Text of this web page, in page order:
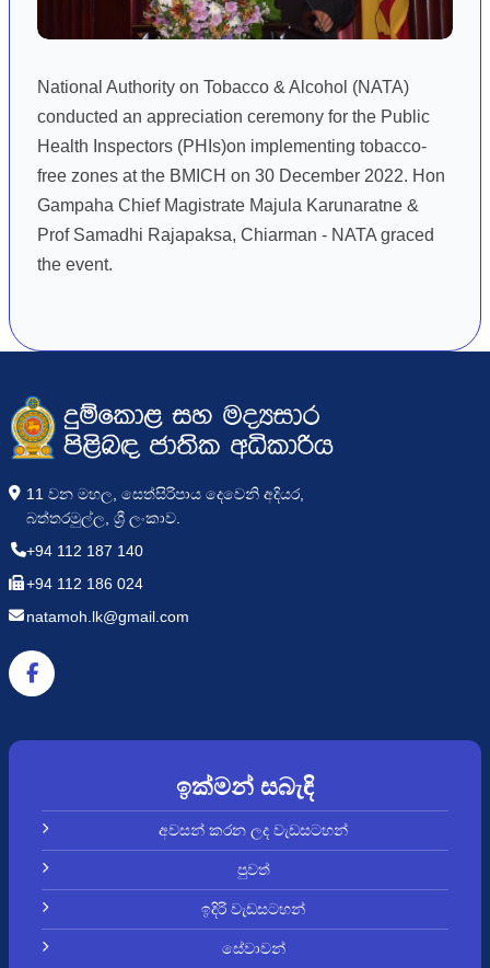
National Authority on Tobacco & Alcohol (NATA)
conducted an appreciation ceremony for the Public
Health Inspectors (PHIs)on implementing tobacco-
free zones at the BMICH on 30 December 2022. Hon
Gampaha Chief Magistrate Majula Karunaratne &
Prof Samadhi Rajapaksa, Chiarman - NATA graced
the event.
11 වන මහල, සෙත්සිරිපාය දෙවෙනි අදියර,
බත්තරමුල්ල, ශ්‍රී ලංකාව.
+94 112 187 140
+94 112 186 024
natamoh.lk@gmail.com
ඉක්මන් සබැඳි
අවසන් කරන ලද වැඩසටහන්
පුවත්
ඉදිරි වැඩසටහන්
සේවාවන්